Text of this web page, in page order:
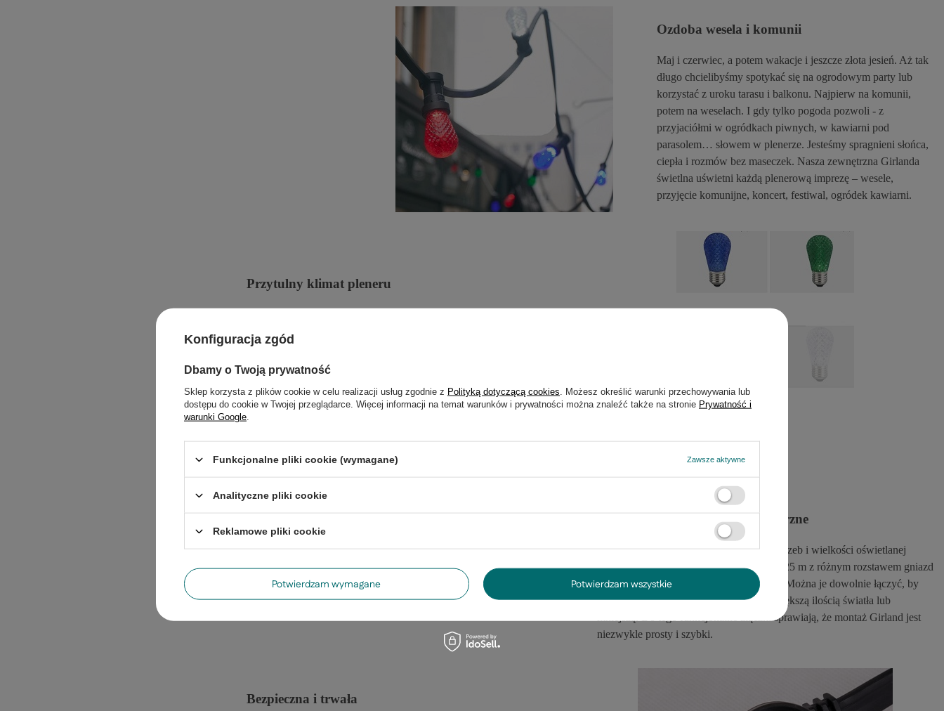
Ozdoba wesela i komunii
Maj i czerwiec, a potem wakacje i jeszcze złota jesień. Aż tak
długo chcielibyśmy spotykać się na ogrodowym party lub
korzystać z uroku tarasu i balkonu. Najpierw na komunii,
potem na weselach. I gdy tylko pogoda pozwoli - z
przyjaciółmi w ogródkach piwnych, w kawiarni pod
parasolem… słowem w plenerze. Jesteśmy spragnieni słońca,
ciepła i rozmów bez maseczek. Nasza zewnętrzna Girlanda
świetlna uświetni każdą plenerową imprezę – wesele,
przyjęcie komunijne, koncert, festiwal, ogródek kawiarni.
Przytulny klimat pleneru
niemu imprezy i towarzyskie spotkania mog
nocnych. Girlanda roz
przytulnego klimatu. Stanie si
swojąopcjękolorystyczną, kt óra najbardziej Wam pasuje. Do wyboru
e oświetlenie zewnętrzne
do swoich potrzeb i wielkości oświetlanej
przestrzeni. Do wyboru sąGirlandy 5 m i 25 m z różnym rozstawem gniazd
żarówkowych co 1 m lub co p i 0,25 m. Można je dowolnie łączyć, by
uzyskaćpożądanądługośći cieszyć ększą ilością światła lub
czki sprawiają, że montaż Girland jest
niezwykle prosty i szybki.
Bezpieczna i trwała
Konfiguracja zgód
Dbamy o Twoją prywatność
Sklep korzysta z plików cookie w celu realizacji usług zgodnie z Polityką dotyczącą cookies . Możesz określić warunki przechowywania lub
dostępu do cookie w Twojej przeglądarce. Więcej informacji na temat warunków i prywatności można znaleźć także na stronie Prywatność i
warunki Google
Funkcjonalne pliki cookie (wymagane) Zawsze aktywne
Analityczne pliki cookie
Reklamowe pliki cookie
Potwierdzam wymagane Potwierdzam wszystkie